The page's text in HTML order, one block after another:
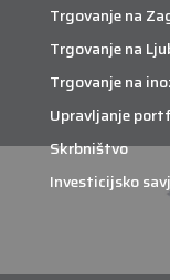
Trgovanje na
Trgovanje na
Trgovanje na
Upravljanje
Skrbništvo
Investicijsko